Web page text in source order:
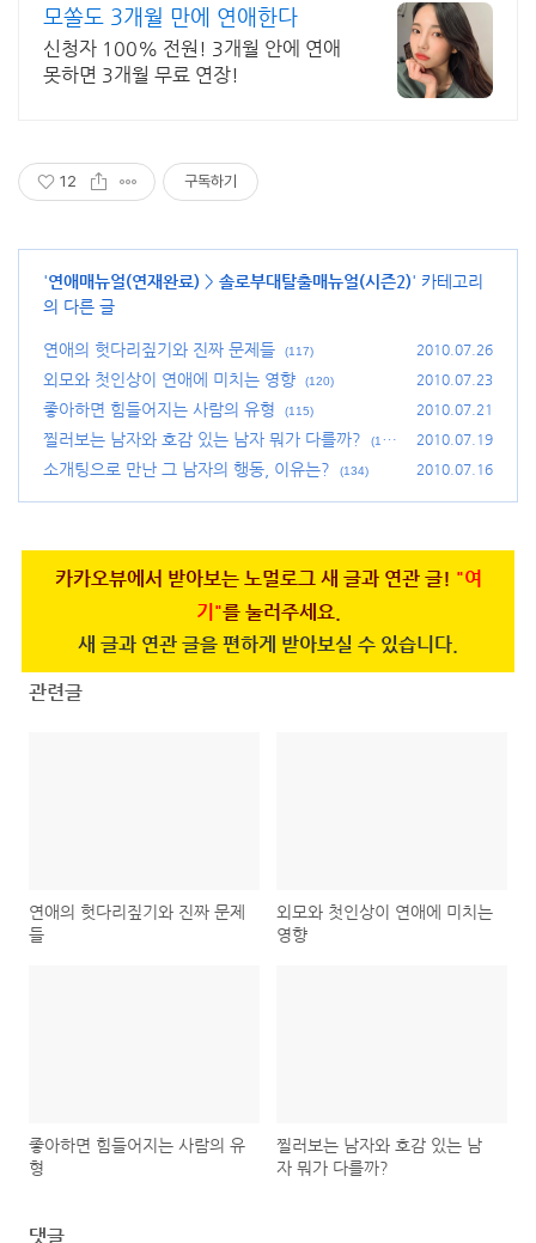
모쏠도 3개월 만에 연애한다
신청자 100% 전원! 3개월 안에 연애
못하면 3개월 무료 연장!
12 구독하기
'연애매뉴얼(연재완료) > 솔로부대탈출매뉴얼(시즌2)' 카테고리
의 다른 글
연애의 헛다리짚기와 진짜 문제들 (117) 2010.07.26
외모와 첫인상이 연애에 미치는 영향 (120) 2010.07.23
좋아하면 힘들어지는 사람의 유형 (115) 2010.07.21
찔러보는 남자와 호감 있는 남자 뭐가 다를까?
(15
7)
2010.07.19
소개팅으로 만난 그 남자의 행동, 이유는? (134) 2010.07.16
카카오뷰에서 받아보는 노멀로그 새 글과 연관 글! "여
기"를 눌러주세요.
새 글과 연관 글을 편하게 받아보실 수 있습니다.
관련글
연애의 헛다리짚기와 진짜 문제
들
외모와 첫인상이 연애에 미치는
영향
좋아하면 힘들어지는 사람의 유
형
찔러보는 남자와 호감 있는 남
자 뭐가 다를까?
댓글